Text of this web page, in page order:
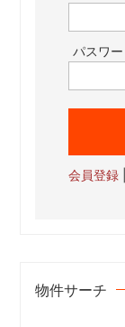
パスワー
会員登録
物件サーチ